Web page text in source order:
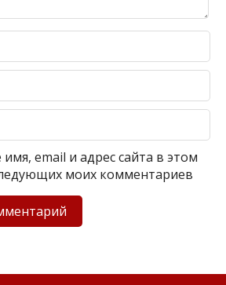
email и адрес сайта в этом
моих комментариев